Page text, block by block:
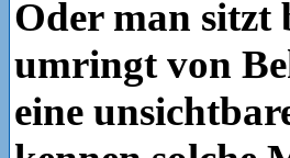
Oder man sitzt
umringt von
eine